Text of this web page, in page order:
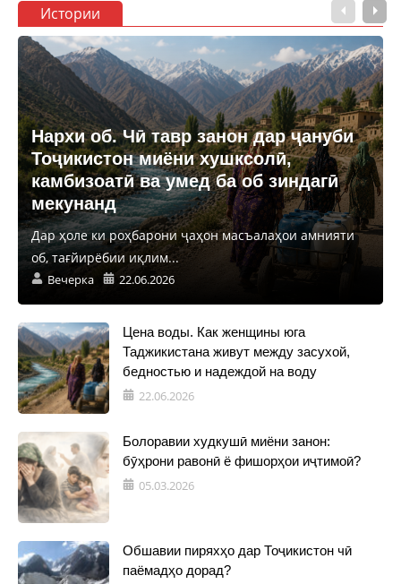
Истории
Нархи об. Чӣ тавр занон дар ҷануби
Тоҷикистон миёни хушксолӣ,
камбизоатӣ ва умед ба об зиндагӣ
мекунанд
Дар ҳоле ки роҳбарони ҷаҳон масъалаҳои амнияти
об, тағйирёбии иқлим...
Вечерка 22.06.2026
Цена воды. Как женщины юга
Таджикистана живут между засухой,
бедностью и надеждой на воду
22.06.2026
Болоравии худкушӣ миёни занон:
бӯҳрони равонӣ ё фишорҳои иҷтимоӣ?
05.03.2026
Обшавии пиряхҳо дар Тоҷикистон чӣ
паёмадҳо дорад?